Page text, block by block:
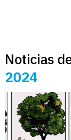
Noticias
2024